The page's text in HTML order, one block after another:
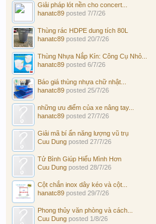
Giải pháp lót nền cho concert...
hanatc89 posted 7/7/26
Thùng rác HDPE dung tích 80L
hanatc89 posted 20/7/26
Thùng Nhựa Nắp Kín: Công Cụ Nhỏ...
hanatc89 posted 6/7/26
Báo giá thùng nhựa chữ nhật...
hanatc89 posted 25/7/26
những ưu điểm của xe nâng tay...
hanatc89 posted 27/7/26
Giải mã bí ẩn năng lượng vũ trụ
Cuu Dung posted 27/7/26
Tử Bình Giúp Hiểu Mình Hơn
Cuu Dung posted 28/7/26
Cột chắn inox dây kéo và cột...
hanatc89 posted 29/7/26
Phong thủy văn phòng và cách...
Cuu Dung posted 1/8/26